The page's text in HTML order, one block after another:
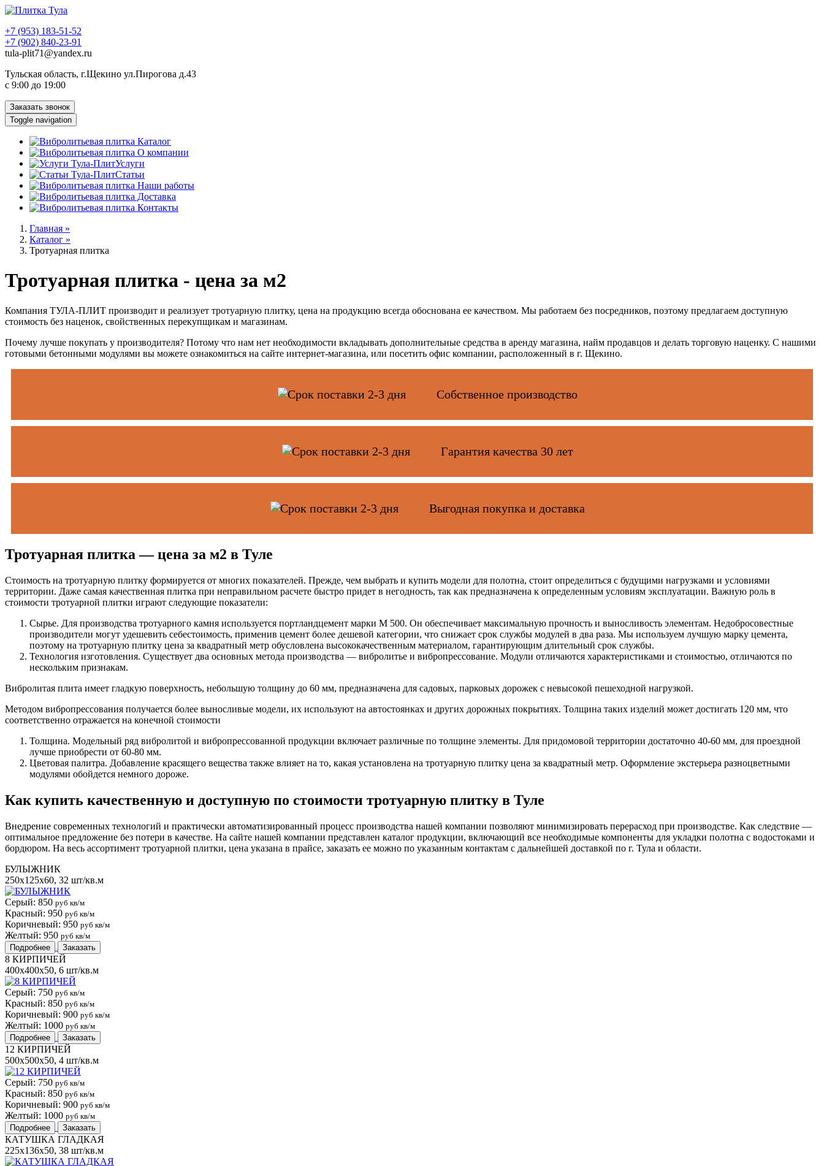
+7 (953) 183-51-52
+7 (902) 840-23-91
tula-plit71@yandex.ru
Тульская область, г.Щекино ул.Пирогова д.43
с 9:00 до 19:00
Заказать звонок
Toggle navigation
Каталог
О компании
Услуги
Статьи
Наши работы
Доставка
Контакты
Главная »
Каталог »
Тротуарная плитка
Тротуарная плитка - цена за м2
Компания ТУЛА-ПЛИТ производит и реализует тротуарную плитку, цена на продукцию всегда обоснована ее качеством. Мы работаем без посредников, поэтому предлагаем доступную
стоимость без наценок, свойственных перекупщикам и магазинам.
Почему лучше покупать у производителя? Потому что нам нет необходимости вкладывать дополнительные средства в аренду магазина, найм продавцов и делать торговую наценку. С нашими
готовыми бетонными модулями вы можете ознакомиться на сайте интернет-магазина, или посетить офис компании, расположенный в г. Щекино.
Собственное производство
Гарантия качества 30 лет
Выгодная покупка и доставка
Тротуарная плитка — цена за м2 в Туле
Стоимость на тротуарную плитку формируется от многих показателей. Прежде, чем выбрать и купить модели для полотна, стоит определиться с будущими нагрузками и условиями
территории. Даже самая качественная плитка при неправильном расчете быстро придет в негодность, так как предназначена к определенным условиям эксплуатации. Важную роль в
стоимости тротуарной плитки играют следующие показатели:
Сырье. Для производства тротуарного камня используется портландцемент марки М 500. Он обеспечивает максимальную прочность и выносливость элементам. Недобросовестные
производители могут удешевить себестоимость, применив цемент более дешевой категории, что снижает срок службы модулей в два раза. Мы используем лучшую марку цемента,
поэтому на тротуарную плитку цена за квадратный метр обусловлена высококачественным материалом, гарантирующим длительный срок службы.
Технология изготовления. Существует два основных метода производства — вибролитье и вибропрессование. Модули отличаются характеристиками и стоимостью, отличаются по
нескольким признакам.
Вибролитая плита имеет гладкую поверхность, небольшую толщину до 60 мм, предназначена для садовых, парковых дорожек с невысокой пешеходной нагрузкой.
Методом вибропрессования получается более выносливые модели, их используют на автостоянках и других дорожных покрытиях. Толщина таких изделий может достигать 120 мм, что
соответственно отражается на конечной стоимости
Толщина. Модельный ряд вибролитой и вибропрессованной продукции включает различные по толщине элементы. Для придомовой территории достаточно 40-60 мм, для проездной
лучше приобрести от 60-80 мм.
Цветовая палитра. Добавление красящего вещества также влияет на то, какая установлена на тротуарную плитку цена за квадратный метр. Оформление экстерьера разноцветными
модулями обойдется немного дороже.
Как купить качественную и доступную по стоимости тротуарную плитку в Туле
Внедрение современных технологий и практически автоматизированный процесс производства нашей компании позволяют минимизировать перерасход при производстве. Как следствие —
оптимальное предложение без потери в качестве. На сайте нашей компании представлен каталог продукции, включающий все необходимые компоненты для укладки полотна с водостоками и
бордюром. На весь ассортимент тротуарной плитки, цена указана в прайсе, заказать ее можно по указанным контактам с дальнейшей доставкой по г. Тула и области.
БУЛЫЖНИК
250x125x60, 32 шт/кв.м
Серый: 850 руб кв/м
Красный: 950 руб кв/м
Коричневый: 950 руб кв/м
Желтый: 950 руб кв/м
Подробнее
Заказать
8 КИРПИЧЕЙ
400x400x50, 6 шт/кв.м
Серый: 750 руб кв/м
Красный: 850 руб кв/м
Коричневый: 900 руб кв/м
Желтый: 1000 руб кв/м
Подробнее
Заказать
12 КИРПИЧЕЙ
500x500x50, 4 шт/кв.м
Серый: 750 руб кв/м
Красный: 850 руб кв/м
Коричневый: 900 руб кв/м
Желтый: 1000 руб кв/м
Подробнее
Заказать
КАТУШКА ГЛАДКАЯ
225x136x50, 38 шт/кв.м